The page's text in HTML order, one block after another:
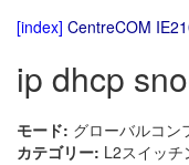
[index] CentreCOM
ip dhcp
モード: グローバルコン
カテゴリー: L2スイッ